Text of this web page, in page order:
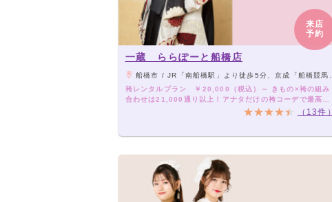
来店
予約
一蔵 ららぽーと船橋店
船橋市 / JR「南船橋駅」より徒歩5分、京成「船橋競馬場駅」より徒歩10分
袴レンタルプラン ￥20,000（税込）～ きもの×袴の組み
合わせは21,000通り以上！アナタだけの袴コーデで最高の
（13件）